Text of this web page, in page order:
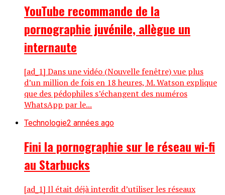
YouTube recommande de la
pornographie juvénile, allègue un
internaute
[ad_1] Dans une vidéo (Nouvelle fenêtre) vue plus
d’un million de fois en 18 heures, M. Watson explique
que des pédophiles s’échangent des numéros
WhatsApp par le...
Technologie2 années ago
Fini la pornographie sur le réseau wi-fi
au Starbucks
[ad_1] Il était déjà interdit d’utiliser les réseaux